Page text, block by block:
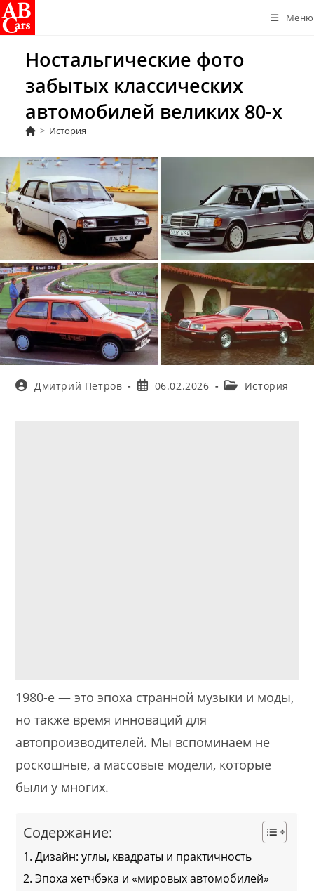
Перейти
к
Меню
Ностальгические фото
забытых классических
автомобилей великих 80-х
> История
АвторДмитрий Петров
Запись06.02.2026
РубрикаИстория
1980-е — это эпоха странной музыки и моды,
но также время инноваций для
автопроизводителей. Мы вспоминаем не
роскошные, а массовые модели, которые
были у многих.
Содержание:
Дизайн: углы, квадраты и практичность
Эпоха хетчбэка и «мировых автомобилей»